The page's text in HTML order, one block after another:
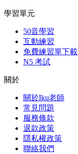
學習單元
50音學習
互動練習
免費練習單下載
N5 考試
關於
關於Iku老師
常見問題
服務條款
退款政策
隱私權政策
聯絡我們